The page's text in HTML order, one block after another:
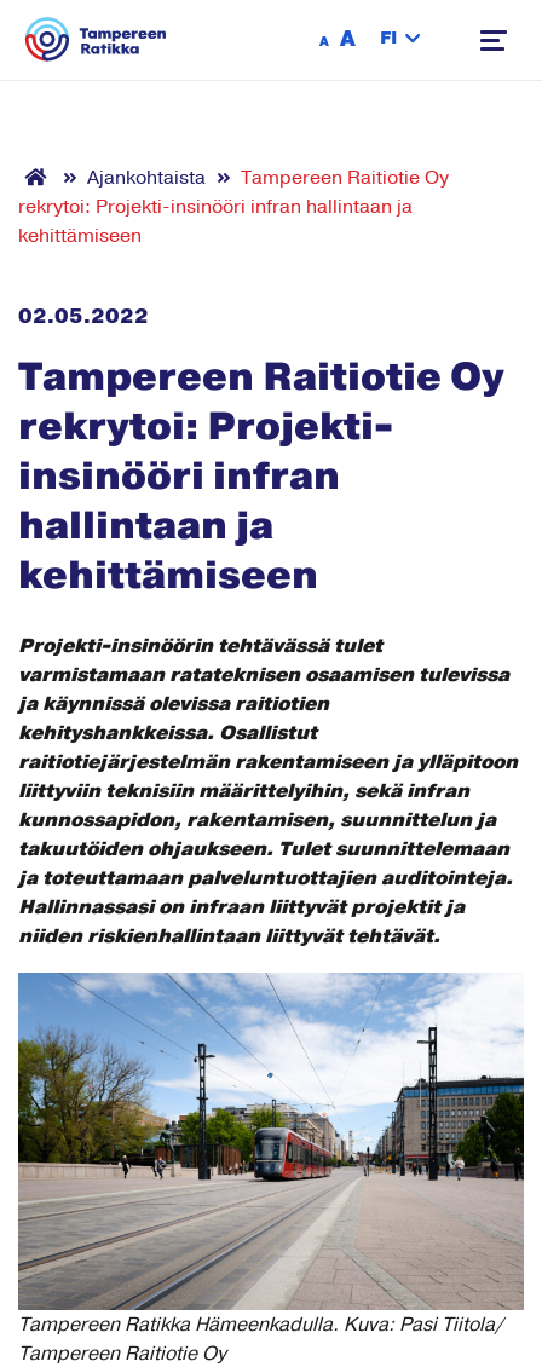
A A FI
Ajankohtaista
Tampereen Raitiotie Oy
rekrytoi: Projekti-insinööri infran hallintaan ja
kehittämiseen
02.05.2022
Tampereen Raitiotie Oy
rekrytoi: Projekti-
insinööri infran
hallintaan ja
kehittämiseen
Projekti-insinöörin tehtävässä tulet
varmistamaan ratateknisen osaamisen tulevissa
ja käynnissä olevissa raitiotien
kehityshankkeissa. Osallistut
raitiotiejärjestelmän rakentamiseen ja ylläpitoon
liittyviin teknisiin määrittelyihin, sekä infran
kunnossapidon, rakentamisen, suunnittelun ja
takuutöiden ohjaukseen. Tulet suunnittelemaan
ja toteuttamaan palveluntuottajien auditointeja.
Hallinnassasi on infraan liittyvät projektit ja
niiden riskienhallintaan liittyvät tehtävät.
Tampereen Ratikka Hämeenkadulla. Kuva: Pasi Tiitola/
Tampereen Raitiotie Oy